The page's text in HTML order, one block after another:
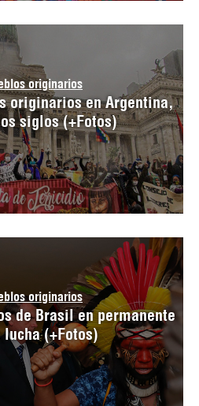
originarios
originarios en Argentina,
siglos (+Fotos)
originarios
de Brasil en permanente
lucha (+Fotos)